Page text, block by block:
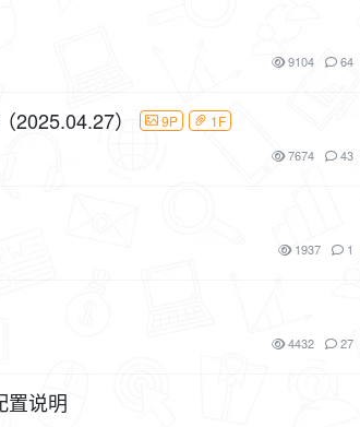
9104 64
） 9P 1F
7674 43
1937 1
4432 27
置说明